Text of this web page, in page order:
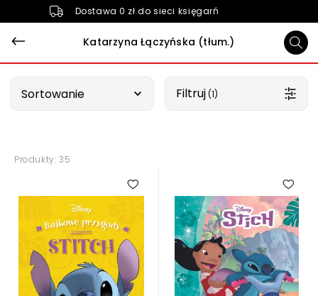
Dostawa 0 zł do sieci księgarń
Katarzyna Łączyńska (tłum.)
Sortowanie Filtruj (1)
Produkty: 35